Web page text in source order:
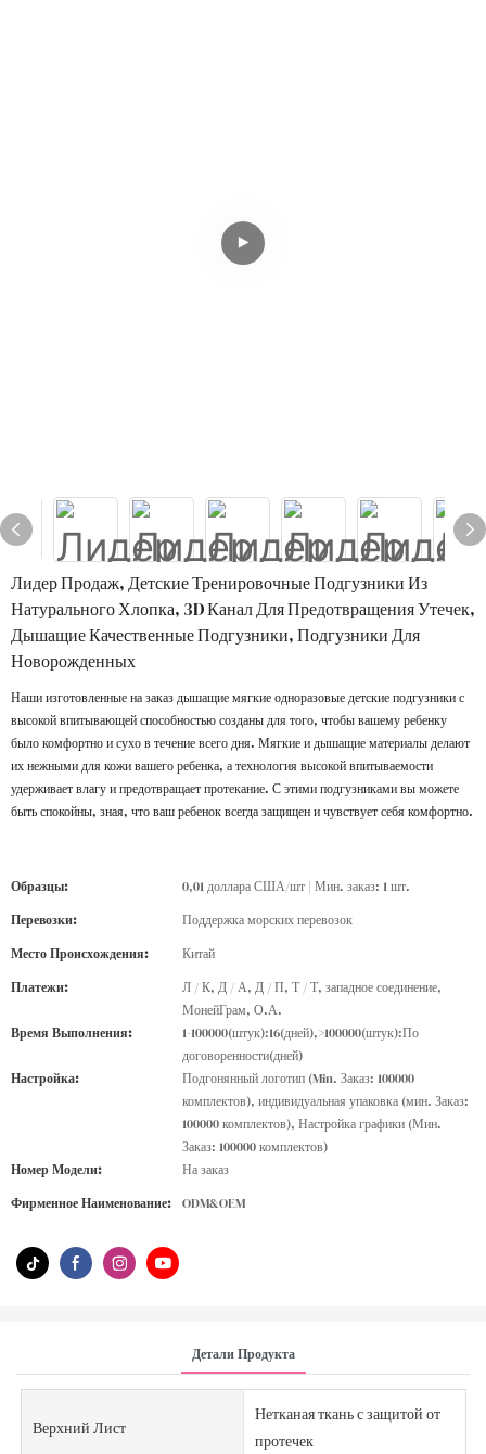
Лидер Продаж, Детские Тренировочные Подгузники Из
Натурального Хлопка, 3D Канал Для Предотвращения Утечек,
Дышащие Качественные Подгузники, Подгузники Для
Новорожденных
Наши изготовленные на заказ дышащие мягкие одноразовые детские подгузники с
высокой впитывающей способностью созданы для того, чтобы вашему ребенку
было комфортно и сухо в течение всего дня. Мягкие и дышащие материалы делают
их нежными для кожи вашего ребенка, а технология высокой впитываемости
удерживает влагу и предотвращает протекание. С этими подгузниками вы можете
быть спокойны, зная, что ваш ребенок всегда защищен и чувствует себя комфортно.
Образцы:
0,01 доллара США/шт | Мин. заказ: 1 шт.
Перевозки:
Поддержка морских перевозок
Место Происхождения:
Китай
Платежи:
Л / К, Д / А, Д / П, Т / Т, западное соединение,
МонейГрам, О.А.
Время Выполнения:
1-100000(штук):16(дней),>100000(штук):По
договоренности(дней)
Настройка:
Подгонянный логотип (Min. Заказ: 100000
комплектов), индивидуальная упаковка (мин. Заказ:
100000 комплектов), Настройка графики (Мин.
Заказ: 100000 комплектов)
Номер Модели:
На заказ
Фирменное Наименование:
ODM&OEM
Детали Продукта
Верхний Лист
Нетканая ткань с защитой от
протечек